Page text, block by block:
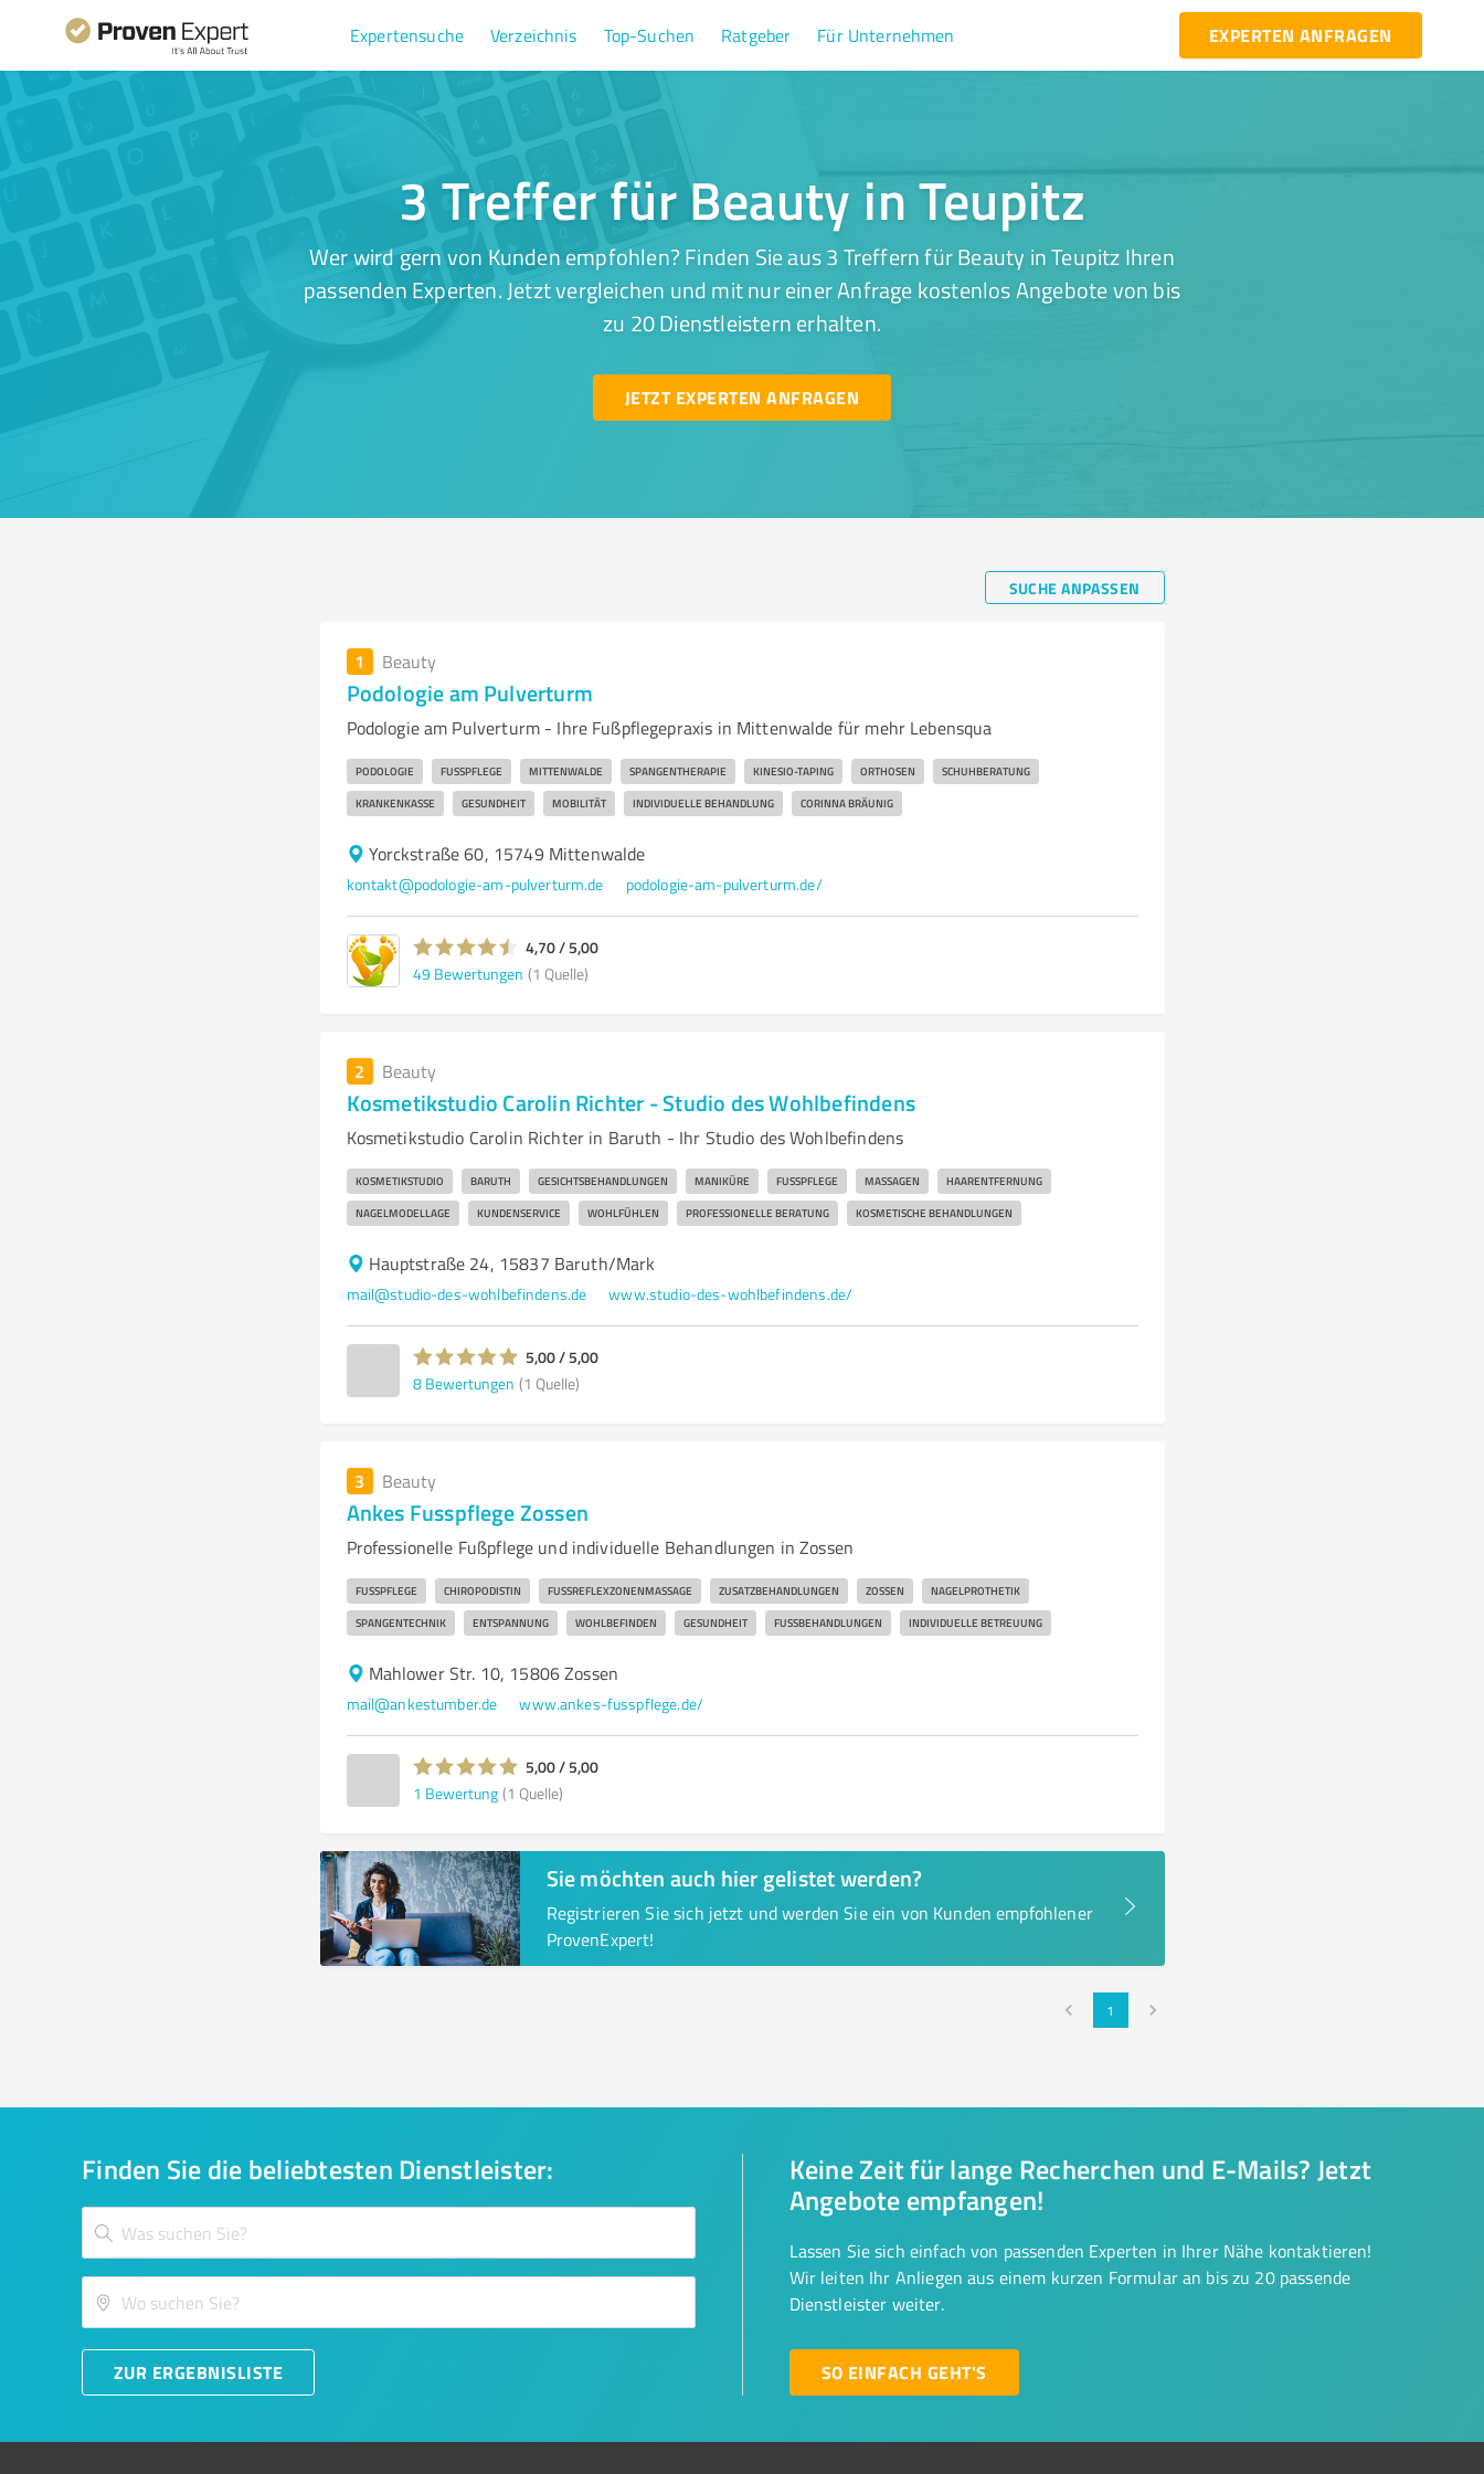
Expertensuche Verzeichnis Top-Suchen Ratgeber Für Unternehmen EXPERTEN ANFRAGEN
3 Treffer für Beauty in Teupitz
Wer wird gern von Kunden empfohlen? Finden Sie aus 3 Treffern für Beauty in Teupitz Ihren
passenden Experten. Jetzt vergleichen und mit nur einer Anfrage kostenlos Angebote von bis
zu 20 Dienstleistern erhalten.
JETZT EXPERTEN ANFRAGEN
SUCHE ANPASSEN
1 Beauty
Podologie am Pulverturm
Podologie am Pulverturm - Ihre Fußpflegepraxis in Mittenwalde für mehr Lebensqua
PODOLOGIE FUSSPFLEGE MITTENWALDE SPANGENTHERAPIE KINESIO-TAPING ORTHOSEN SCHUHBERATUNG
KRANKENKASSE GESUNDHEIT MOBILITÄT INDIVIDUELLE BEHANDLUNG CORINNA BRÄUNIG
Yorckstraße 60, 15749 Mittenwalde
kontakt@podologie-am-pulverturm.de podologie-am-pulverturm.de/
4,70 / 5,00
49 Bewertungen (1 Quelle)
2 Beauty
Kosmetikstudio Carolin Richter - Studio des Wohlbefindens
Kosmetikstudio Carolin Richter in Baruth - Ihr Studio des Wohlbefindens
KOSMETIKSTUDIO BARUTH GESICHTSBEHANDLUNGEN MANIKÜRE FUSSPFLEGE MASSAGEN HAARENTFERNUNG
NAGELMODELLAGE KUNDENSERVICE WOHLFÜHLEN PROFESSIONELLE BERATUNG KOSMETISCHE BEHANDLUNGEN
Hauptstraße 24, 15837 Baruth/Mark
mail@studio-des-wohlbefindens.de www.studio-des-wohlbefindens.de/
5,00 / 5,00
8 Bewertungen (1 Quelle)
3 Beauty
Ankes Fusspflege Zossen
Professionelle Fußpflege und individuelle Behandlungen in Zossen
FUSSPFLEGE CHIROPODISTIN FUSSREFLEXZONENMASSAGE ZUSATZBEHANDLUNGEN ZOSSEN NAGELPROTHETIK
SPANGENTECHNIK ENTSPANNUNG WOHLBEFINDEN GESUNDHEIT FUSSBEHANDLUNGEN INDIVIDUELLE BETREUUNG
Mahlower Str. 10, 15806 Zossen
mail@ankestumber.de www.ankes-fusspflege.de/
5,00 / 5,00
1 Bewertung (1 Quelle)
Sie möchten auch hier gelistet werden?
Registrieren Sie sich jetzt und werden Sie ein von Kunden empfohlener
ProvenExpert!
1
Finden Sie die beliebtesten Dienstleister:
ZUR ERGEBNISLISTE
Keine Zeit für lange Recherchen und E-Mails? Jetzt
Angebote empfangen!
Lassen Sie sich einfach von passenden Experten in Ihrer Nähe kontaktieren!
Wir leiten Ihr Anliegen aus einem kurzen Formular an bis zu 20 passende
Dienstleister weiter.
SO EINFACH GEHT'S